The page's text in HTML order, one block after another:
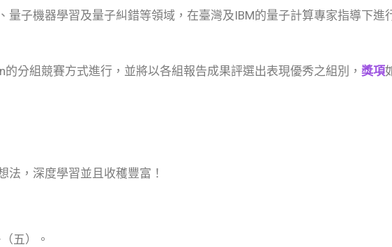
量子機器學習及量子糾錯等領域，在臺灣及IBM的量子計算專家指導下進
分組競賽方式進行，並將以各組報告成果評選出表現優秀之組別， 獎項
法，深度學習並且收穫豐富！
五）。